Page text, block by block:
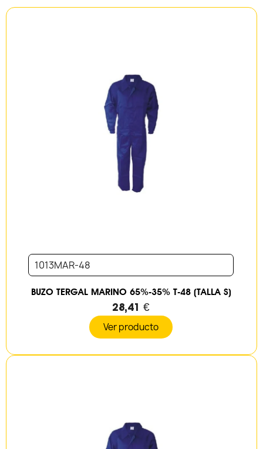
1013MAR-48
BUZO TERGAL MARINO 65%-35% T-48 (TALLA S)
28,41 €
Ver producto